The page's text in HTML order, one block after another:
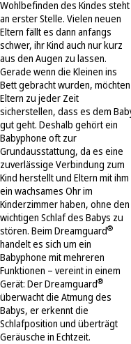
Wohlbefinden des Kindes steht
an erster Stelle. Vielen neuen
Eltern fällt es dann anfangs
schwer, ihr Kind auch nur kurz
aus den Augen zu lassen.
Gerade wenn die Kleinen ins
Bett gebracht wurden, möchten
Eltern zu jeder Zeit
sicherstellen, dass es dem
gut geht. Deshalb gehört ein
Babyphone oft zur
Grundausstattung, da es eine
zuverlässige Verbindung zum
Kind herstellt und Eltern mit ihm
ein wachsames Ohr im
Kinderzimmer haben, ohne den
wichtigen Schlaf des Babys zu
stören. Beim Dreamguard®
handelt es sich um ein
Babyphone mit mehreren
Funktionen – vereint in einem
Gerät: Der Dreamguard®
überwacht die Atmung des
Babys, er erkennt die
Schlafposition und überträgt
Geräusche in Echtzeit.